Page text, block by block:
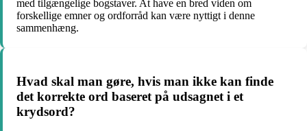
med tilgængelige bogstaver. At have en bred viden om
forskellige emner og ordforråd kan være nyttigt i denne
sammenhæng.
Hvad skal man gøre, hvis man ikke kan finde
det korrekte ord baseret på udsagnet i et
krydsord?